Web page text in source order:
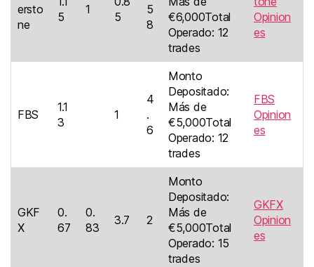
ersto
ne
5
1
5
5
8
€6,000Total
Operado: 12
trades
Opinion
es
FBS
1.1
3
1
4
.
6
Monto
Depositado:
Más de
€5,000Total
Operado: 12
trades
FBS
Opinion
es
GKF
X
0.
67
0.
83
3.7 2
Monto
Depositado:
Más de
€5,000Total
Operado: 15
trades
GKFX
Opinion
es